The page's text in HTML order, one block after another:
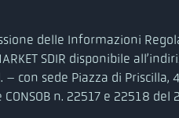
delle Informazioni
SDIR disponibile
– con sede Piazza di
n. 22517 e 22518